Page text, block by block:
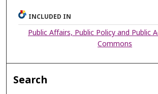
INCLUDED IN
Public Affairs, Public Policy and Public
Commons
Search